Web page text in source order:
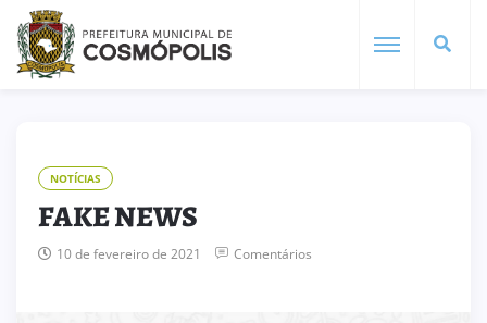
NOTÍCIAS
FAKE NEWS
10 de fevereiro de 2021 Comentários